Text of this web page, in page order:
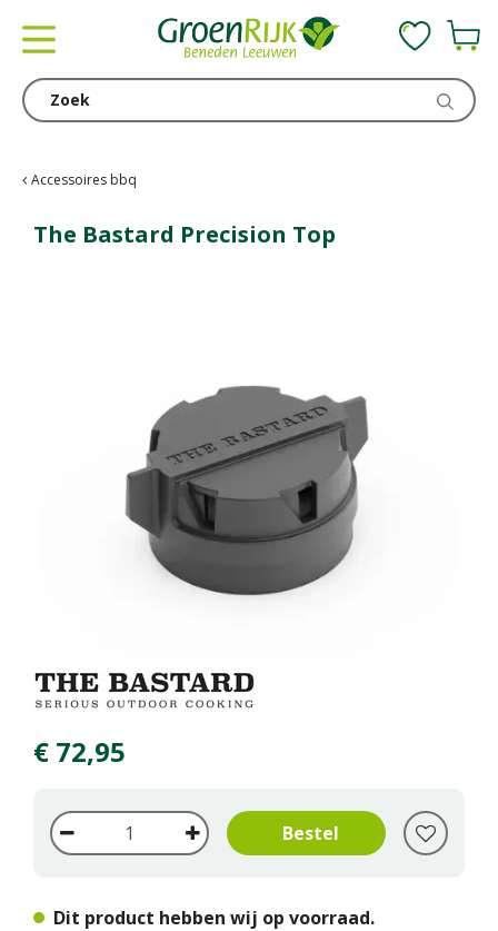
Accessoires bbq
The Bastard Precision Top
€ 72,95
Dit product hebben wij op voorraad.